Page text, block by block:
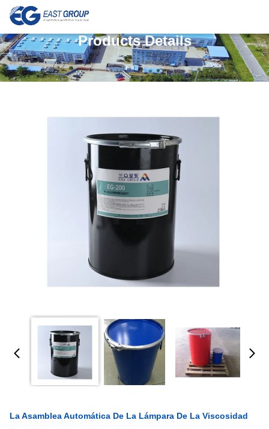
Products Details
La Asamblea Automática De La Lámpara De La Viscosidad